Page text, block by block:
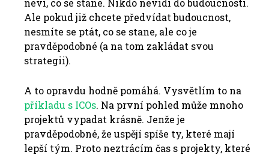
Ale pokud již chcete předvídat budoucnost,
nesmíte se ptát, co se stane, ale co je
pravděpodobné (a na tom zakládat svou
strategii).
A to opravdu hodně pomáhá. Vysvětlím to na
příkladu s ICOs. Na první pohled může mnoho
projektů vypadat krásně. Jenže je
pravděpodobné, že uspějí spíše ty, které mají
lepší tým. Proto neztrácím čas s projekty, které